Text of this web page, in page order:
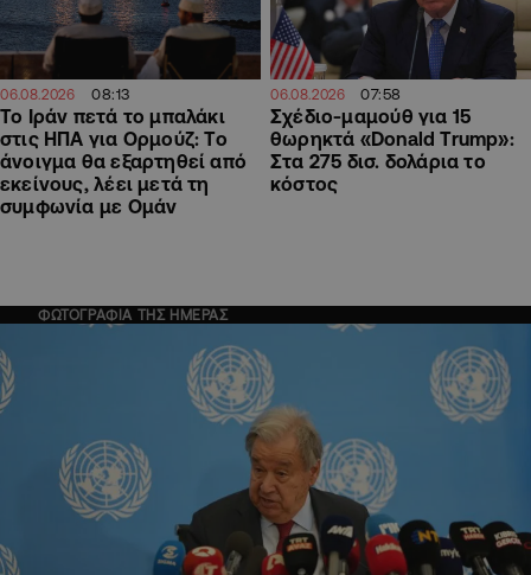
06.08.2026 08:13
Το Ιράν πετά το μπαλάκι
στις ΗΠΑ για Ορμούζ: Το
άνοιγμα θα εξαρτηθεί από
εκείνους, λέει μετά τη
συμφωνία με Ομάν
06.08.2026 07:58
Σχέδιο-μαμούθ για 15
θωρηκτά «Donald Trump»:
Στα 275 δισ. δολάρια το
κόστος
ΦΩΤΟΓΡΑΦΙΑ ΤΗΣ ΗΜΕΡΑΣ